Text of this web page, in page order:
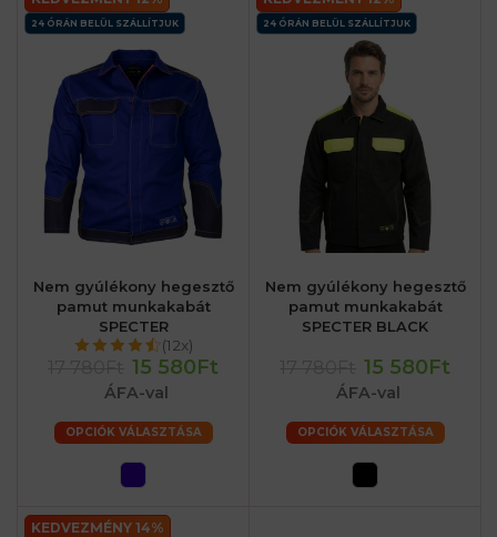
24 ÓRÁN BELÜL SZÁLLÍTJUK
Nem gyúlékony hegesztő
pamut munkakabát
SPECTER
(12x)
15 580Ft
ÁFA-val
OPCIÓK VÁLASZTÁSA
24 ÓRÁN BELÜL SZÁLLÍTJUK
Nem gyúlékony hegesztő
pamut munkakabát
SPECTER BLACK
15 580Ft
ÁFA-val
OPCIÓK VÁLASZTÁSA
KEDVEZMÉNY 14%